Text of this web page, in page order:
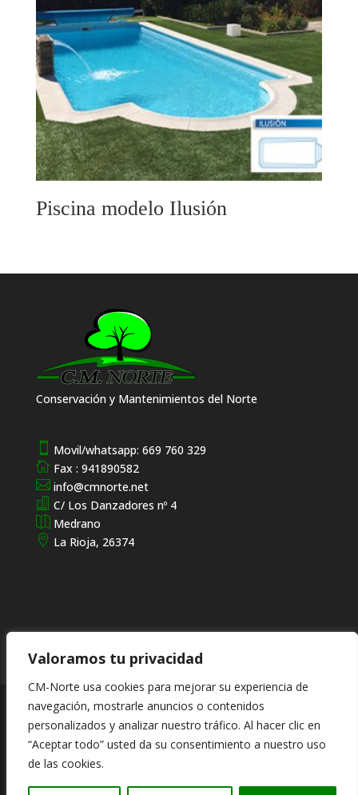
Valoramos tu privacidad
CM-Norte usa cookies para mejorar su experiencia de
navegación, mostrarle anuncios o contenidos
personalizados y analizar nuestro tráfico. Al hacer clic en
“Aceptar todo” usted da su consentimiento a nuestro uso
de las cookies.
Piscina modelo Ilusión
Conservación y Mantenimientos del Norte
Movil/whatsapp: 669 760 329
 Fax : 941890582
info@cmnorte.net
 C/ Los Danzadores nº 4
 Medrano
 La Rioja, 26374
© CM-NorteConservación y Mantenimientos del Norte
Especialista en tratamientos de espacios naturales,
ofreciendo servicios de alta calidad en el sector de la